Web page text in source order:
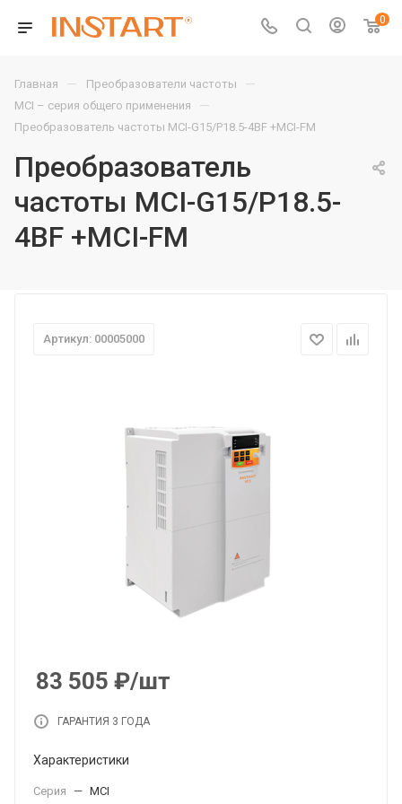
0
Главная — Преобразователи частоты —
MCI – серия общего применения —
Преобразователь частоты MCI-G15/P18.5-4BF +MCI-FM
Преобразователь
частоты MCI-G15/P18.5-
4BF +MCI-FM
Артикул: 00005000
83 505 ₽/шт
ГАРАНТИЯ 3 ГОДА
Характеристики
Серия — MCI